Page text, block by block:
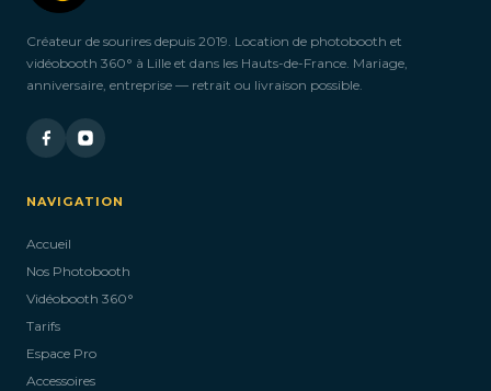
Créateur de sourires depuis 2019. Location de photobooth et
vidéobooth 360° à Lille et dans les Hauts-de-France. Mariage,
anniversaire, entreprise — retrait ou livraison possible.
NAVIGATION
Accueil
Nos Photobooth
Vidéobooth 360°
Tarifs
Espace Pro
Accessoires